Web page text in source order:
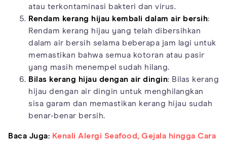
atau terkontaminasi bakteri dan virus.
Rendam kerang hijau kembali dalam air bersih:
Rendam kerang hijau yang telah dibersihkan
dalam air bersih selama beberapa jam lagi untuk
memastikan bahwa semua kotoran atau pasir
yang masih menempel sudah hilang.
Bilas kerang hijau dengan air dingin: Bilas kerang
hijau dengan air dingin untuk menghilangkan
sisa garam dan memastikan kerang hijau sudah
benar-benar bersih.
Baca Juga: Kenali Alergi Seafood, Gejala hingga Cara